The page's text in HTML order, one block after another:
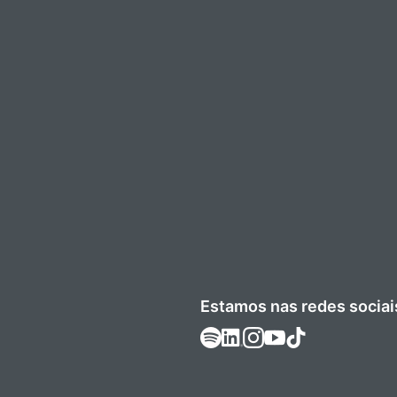
Estamos nas redes